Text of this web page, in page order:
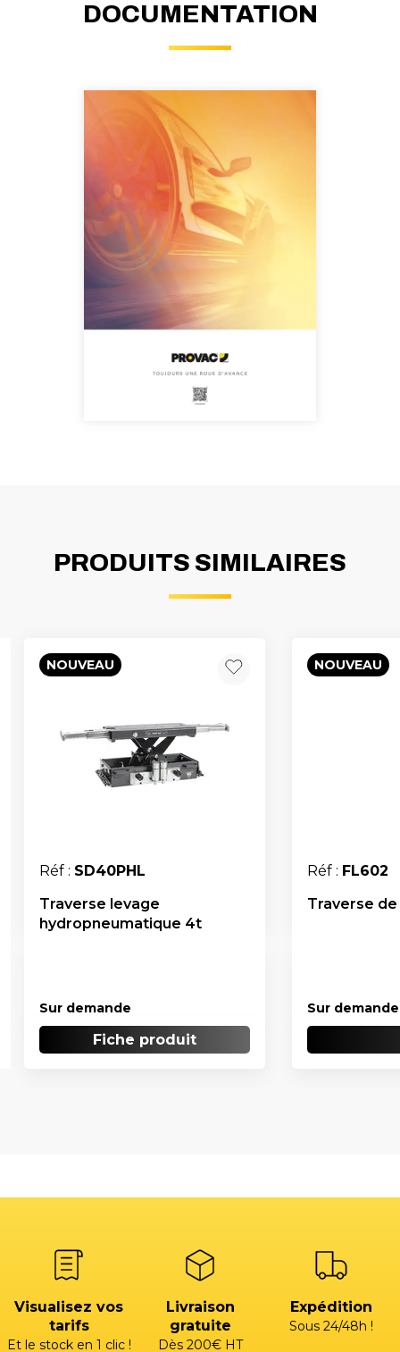
DOCUMENTATION
PRODUITS SIMILAIRES
NOUVEAU
Réf : SD40PHL
Traverse levage
hydropneumatique 4t
Sur demande
Fiche produit
NOUVEAU
Réf : FL602
Traverse
Sur demande
Visualisez vos
tarifs
Et le stock en 1 clic !
Livraison
gratuite
Dès 200€ HT
Expédition
Sous 24/48h !